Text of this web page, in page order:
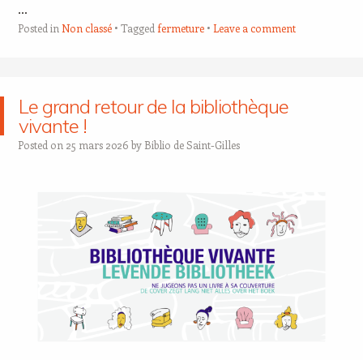
…
Posted in Non classé Tagged fermeture Leave a comment
Le grand retour de la bibliothèque
vivante !
Posted on 25 mars 2026 by Biblio de Saint-Gilles